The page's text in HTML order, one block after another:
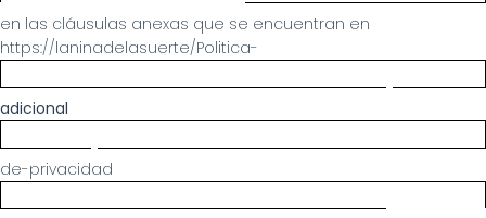
en las cláusulas anexas que se encuentran en
https://laninadelasuerte/Politica-
adicional
de-privacidad